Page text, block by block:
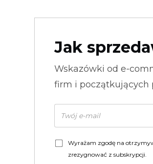
Jak
Wskazówki od e-
firm i początkujących
Wyrażam zgodę na
zrezygnować z subskrypcji.